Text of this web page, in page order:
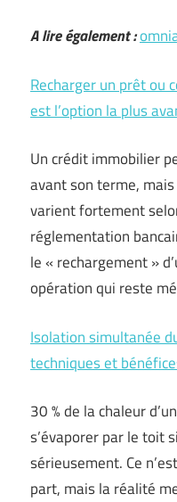
A lire également :
Recharger un prêt ou
est l’option la plus
Un crédit immobilier
avant son terme,
varient fortement
réglementation
le « rechargement »
opération qui reste
Isolation simultanée
techniques et
30 % de la chaleur
s’évaporer par le toit
sérieusement. Ce
part, mais la réalité